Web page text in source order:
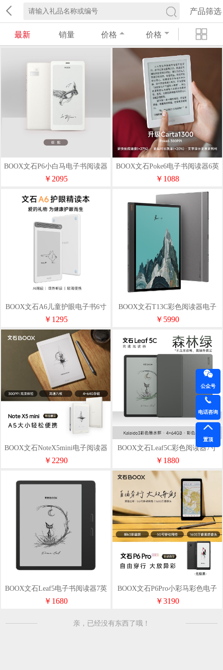
产品筛选
最新 销量 价格 价格
BOOX文石P6小白马电子书阅读器
6.13英寸
￥2095
BOOX文石Poke6电子书阅读器6英
寸
￥1088
BOOX文石A6儿童护眼电子书6寸
￥1295
BOOX文石T13C彩色阅读器电子
书13.3寸
￥5990
BOOX文石NoteX5mini电子阅读器
7.8寸
￥2290
BOOX文石Leaf5C彩色阅读器7寸
森林绿
￥1880
BOOX文石Leaf5电子书阅读器7英
寸森林绿
￥1680
BOOX文石P6Pro小彩马彩色电子
书阅读器6.13寸
￥3190
亲，已经没有东西了哦！
公众号
电话咨询
置顶